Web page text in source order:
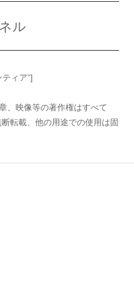
ル
ィア”]
、映像等の著作権はすべて
転載、他の用途での使用は固